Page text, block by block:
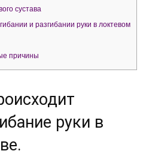
сустава
и разгибании руки в локтевом
причины
руки в